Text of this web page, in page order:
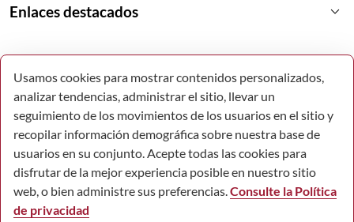
Enlaces destacados keyboard_arrow_down
Usamos cookies para mostrar contenidos personalizados,
analizar tendencias, administrar el sitio, llevar un
seguimiento de los movimientos de los usuarios en el sitio y
recopilar información demográfica sobre nuestra base de
usuarios en su conjunto. Acepte todas las cookies para
disfrutar de la mejor experiencia posible en nuestro sitio
web, o bien administre sus preferencias.Consulte la Política
de privacidad